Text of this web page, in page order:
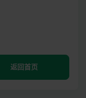
返回首页